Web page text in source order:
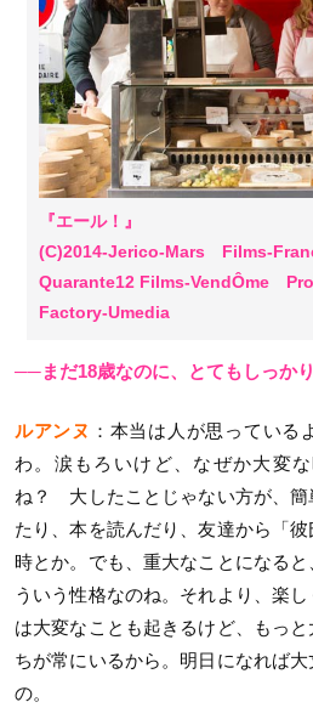
『エール！』
(C)2014-Jerico-Mars Films-
Quarante12 Films-VendÔme
Factory-Umedia
──まだ18歳なのに、とてもしっかり
ルアンヌ ：本当は人が思っている
わ。涙もろいけど、なぜか大変
ね？ 大したことじゃない方が、簡
たり、本を読んだり、友達から「
時とか。でも、重大なことになる
ういう性格なのね。それより、楽
は大変なことも起きるけど、もっ
ちが常にいるから。明日になれば
の。